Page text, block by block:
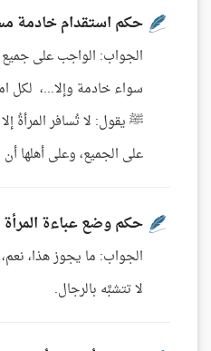
حكم استقدام خادمة
الجواب: الواجب على جميع
سواء خادمة وإلا...، لكل
ﷺ يقول: لا تُسافر المرأةُ
على الجميع، وعلى أهلها
حكم وضع عباءة المرأة
الجواب: ما يجوز هذا،
لا تتشبَّه بالرجال.